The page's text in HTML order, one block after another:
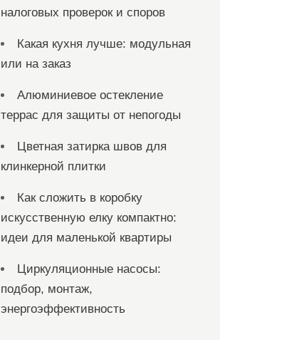
налоговых проверок и споров
Какая кухня лучше: модульная
или на заказ
Алюминиевое остекление
террас для защиты от непогоды
Цветная затирка швов для
клинкерной плитки
Как сложить в коробку
искусственную елку компактно:
идеи для маленькой квартиры
Циркуляционные насосы:
подбор, монтаж,
энергоэффективность